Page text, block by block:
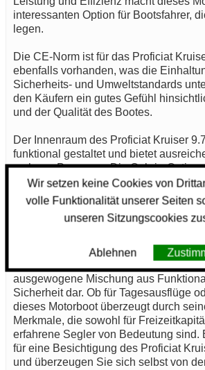
interessanten Option für Bootsfahrer,
legen.
Die CE-Norm ist für das Proficiat
ebenfalls vorhanden, was die
Sicherheits- und Umweltstandards
den Käufern ein gutes Gefühl
und der Qualität des Bootes.
Der Innenraum des Proficiat Kruiser
funktional gestaltet und bietet
mehrere Personen. Die Cabrio-Option
Boot an warme Tage anzupassen
geschützte Umgebung bei
unvorhergesehenen
Insgesamt stellt das Proficiat Kruiser
ausgewogene Mischung aus
Sicherheit dar. Ob für Tagesausflüge
dieses Motorboot überzeugt durch
Merkmale, die sowohl für
erfahrene Segler von Bedeutung sind.
für eine Besichtigung des Proficiat
und überzeugen Sie sich selbst von
Wir setzen keine Cookies von
volle Funktionalität unserer Seiten
unseren Sitzungscookies
Ablehnen